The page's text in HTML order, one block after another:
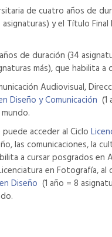
de cuatro años de
y el Título
de duración (34
más), que habilita
Audiovisual,
Diseño y Comunicación (1
acceder al Ciclo
las comunicaciones, la
a cursar posgrados en
en Fotografía,
Diseño (1 año = 8